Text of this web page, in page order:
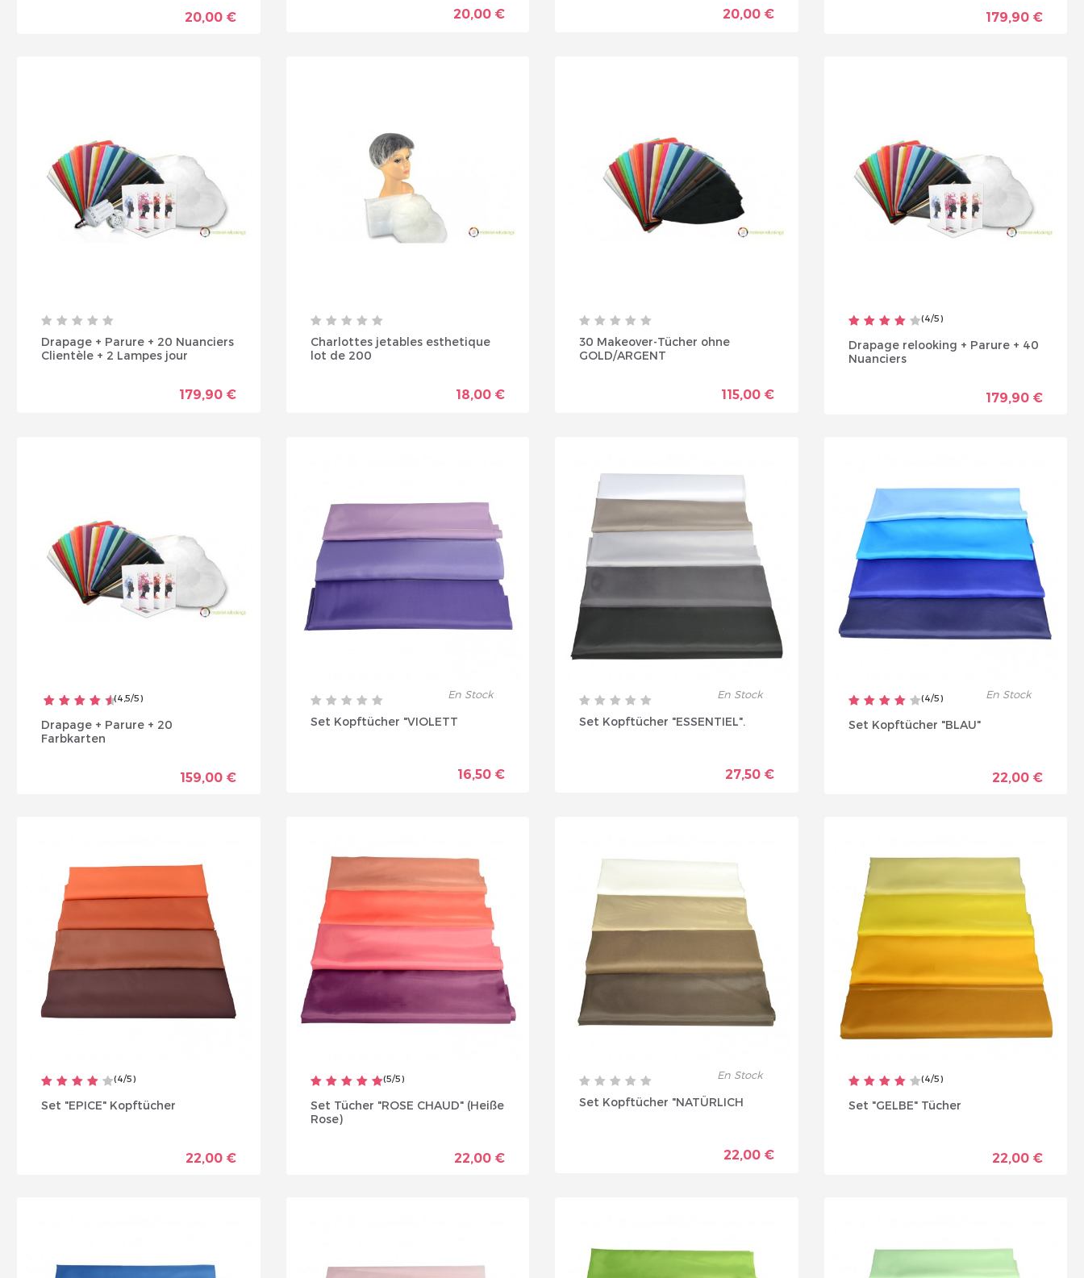
20,00 € 20,00 € 20,00 € 179,90 €
Drapage + Parure + 20 Nuanciers
Clientèle + 2 Lampes jour
179,90 €
Charlottes jetables esthetique
lot de 200
18,00 €
30 Makeover-Tücher ohne
GOLD/ARGENT
115,00 €
(4/5)
Drapage relooking + Parure + 40
Nuanciers
179,90 €
(4,5/5)
Drapage + Parure + 20
Farbkarten
159,00 €
En Stock
Set Kopftücher "VIOLETT
16,50 €
En Stock
Set Kopftücher "ESSENTIEL".
27,50 €
(4/5) En Stock
Set Kopftücher "BLAU"
22,00 €
(4/5)
Set "EPICE" Kopftücher
22,00 €
(5/5)
Set Tücher "ROSE CHAUD" (Heiße
Rose)
22,00 €
En Stock
Set Kopftücher "NATÜRLICH
22,00 €
(4/5)
Set "GELBE" Tücher
22,00 €